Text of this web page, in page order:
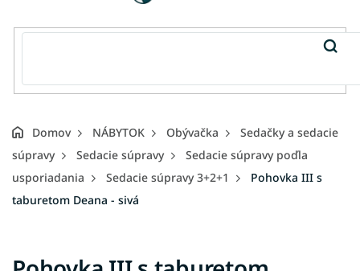
Domov NÁBYTOK Obývačka
Sedačky a sedacie
súpravy
Sedacie súpravy
Sedacie súpravy poďla
usporiadania
Sedacie súpravy 3+2+1
Pohovka III s
taburetom Deana - sivá